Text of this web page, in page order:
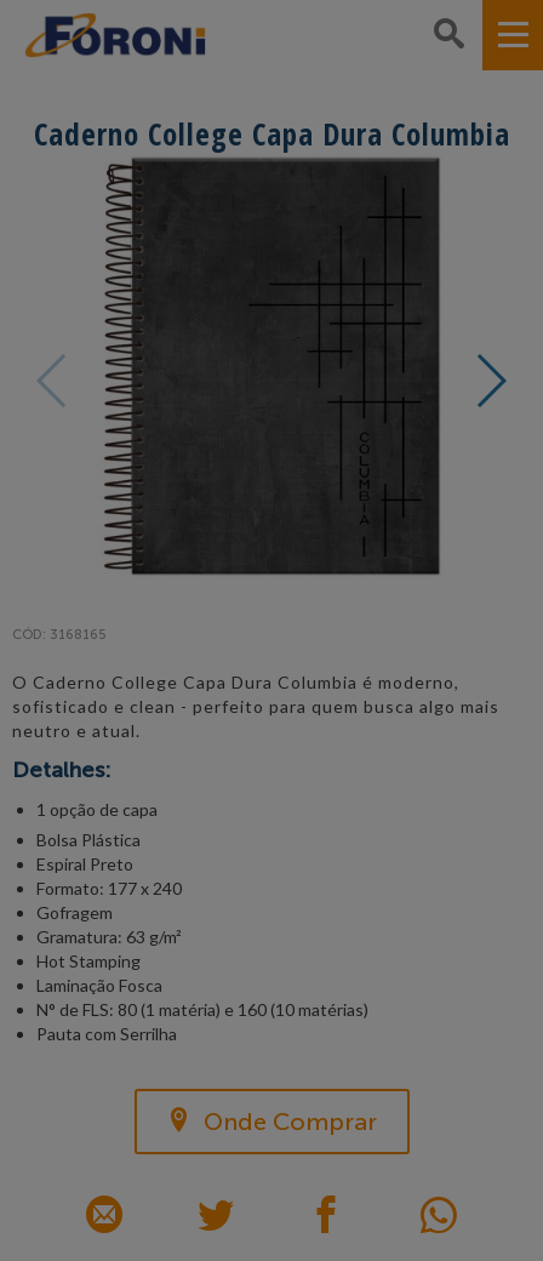
Caderno College Capa Dura Columbia
CÓD: 3168165
O Caderno College Capa Dura Columbia é moderno,
sofisticado e clean - perfeito para quem busca algo mais
neutro e atual.
Detalhes:
1 opção de capa
Bolsa Plástica
Espiral Preto
Formato: 177 x 240
Gofragem
Gramatura: 63 g/m²
Hot Stamping
Laminação Fosca
N° de FLS: 80 (1 matéria) e 160 (10 matérias)
Pauta com Serrilha
Onde Comprar